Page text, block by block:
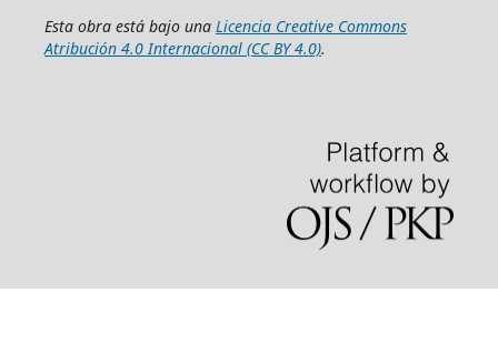
Esta obra está bajo una Licencia Creative Commons
Atribución 4.0 Internacional (CC BY 4.0).